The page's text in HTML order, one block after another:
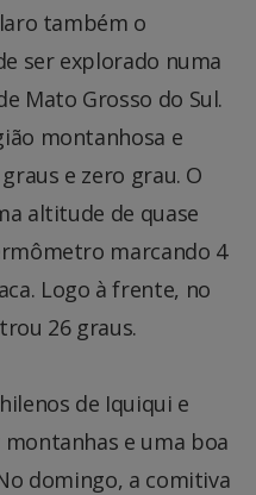
também o
ser explorado numa
Mato Grosso do Sul.
montanhosa e
e zero grau. O
altitude de quase
marcando 4
Logo à frente, no
26 graus.
de Iquiqui e
e uma boa
domingo, a comitiva